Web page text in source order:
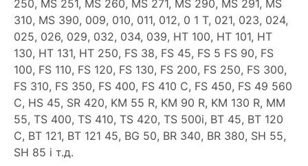
250, MS 251, MS 260, MS 271, MS 290, MS 291, MS
310, MS 390, 009, 010, 011, 012, 0 1 T, 021, 023, 024,
025, 026, 029, 032, 034, 039, HT 100, HT 101, HT
130, HT 131, HT 250, FS 38, FS 45, FS 5 FS 90, FS
100, FS 110, FS 120, FS 130, FS 200, FS 250, FS 300,
FS 310, FS 350, FS 400, FS 410 C, FS 450, FS 49 560
C, HS 45, SR 420, KM 55 R, KM 90 R, KM 130 R, MM
55, TS 400, TS 410, TS 420, TS 500i, BT 45, BT 120
C, BT 121, BT 121 45, BG 50, BR 340, BR 380, SH 55,
SH 85 і т.д.